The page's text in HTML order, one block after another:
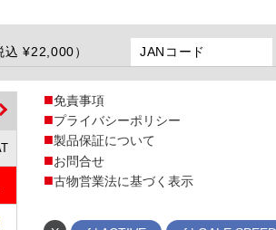
¥22,000） JANコード
免責事項
プライバシーポリシー
製品保証について
お問合せ
古物営業法に基づく表示